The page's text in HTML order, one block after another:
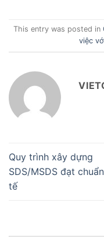
This entry was posted in
việc
Quy trình xây dựng
SDS/MSDS đạt
tế